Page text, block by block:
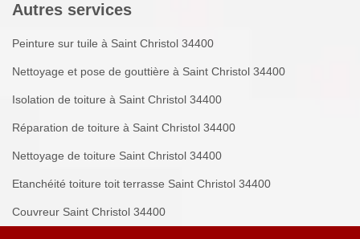
Autres services
Peinture sur tuile à Saint Christol 34400
Nettoyage et pose de gouttière à Saint Christol 34400
Isolation de toiture à Saint Christol 34400
Réparation de toiture à Saint Christol 34400
Nettoyage de toiture Saint Christol 34400
Etanchéité toiture toit terrasse Saint Christol 34400
Couvreur Saint Christol 34400